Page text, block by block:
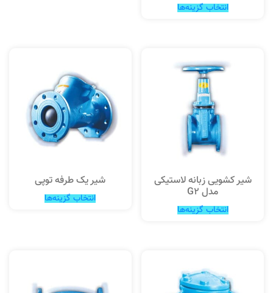
انتخاب گزینه‌ها
شیر کشویی زبانه لاستیکی
مدل G2
انتخاب گزینه‌ها
شیر یک طرفه توپی
انتخاب گزینه‌ها